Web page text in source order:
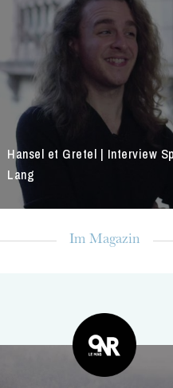
Die OnR mit euch
durch die
Hansel et Gretel | Interview
Lang
Im Magazin